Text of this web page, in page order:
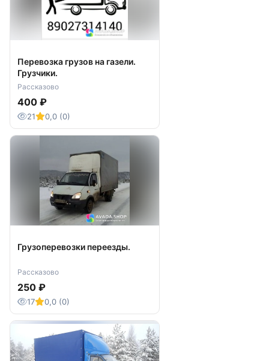
Перевозка грузов на газели.
Грузчики.
Рассказово
400 ₽
21 0,0 (0)
Грузоперевозки переезды.
Рассказово
250 ₽
17 0,0 (0)